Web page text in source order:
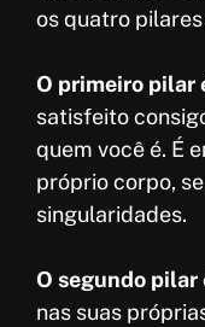
os quatro
O primeiro pilar
satisfeito
quem você é. É
próprio corpo,
singularidades.
O segundo
nas suas